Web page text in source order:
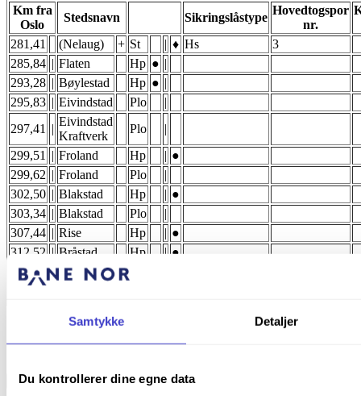
Samtykke Detaljer
Du kontrollerer dine egne data
Km fra
Oslo
Stedsnavn Sikringslåstype
Hovedtogspor
nr.
281,41 (Nelaug) + St | ♦ Hs
3
285,84 | Flaten Hp ● |
293,28 | Bøylestad Hp ● |
295,83 | Eivindstad Plo
|
297,41 |
Eivindstad
Kraftverk
Plo
|
299,51 | Froland Hp | ●
299,62 | Froland Plo
|
302,50 | Blakstad Hp | ●
303,34 | Blakstad Plo
|
307,44 | Rise Hp | ●
312,52 | Bråstad Hp | ●
313,79
| Stoa
Sikringsanlegg med hovedsignal kun til spor 1, med muligheter
for å skifte rundt når stasjonen er frigitt for lokal skifting.
Gi innspill på siden